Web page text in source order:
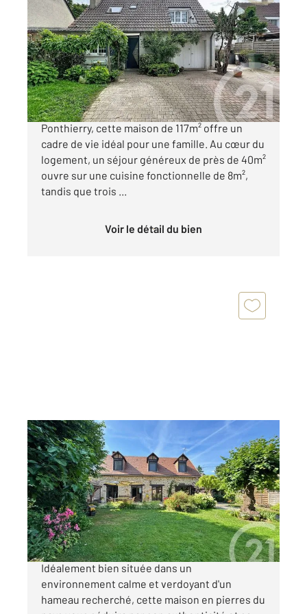
102,53 m2, 6 pièces
Ref : 3051
Maison à vendre
310 000 €
Nichée dans le calme de Saint-Fargeau-
Ponthierry, cette maison de 117m² offre un
cadre de vie idéal pour une famille. Au cœur du
logement, un séjour généreux de près de 40m²
ouvre sur une cuisine fonctionnelle de 8m²,
tandis que trois ...
Voir le détail du bien
ST FARGEAU PONTHIERRY 77
125 m2, 7 pièces
Ref : 2703
Maison à vendre
450 000 €
SAINT FARGEAU PONTHIERRY AUXONNETTE
Idéalement bien située dans un
environnement calme et verdoyant d'un
hameau recherché, cette maison en pierres du